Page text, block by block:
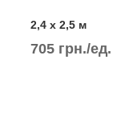
2,4 х 2,5 м
705 грн./ед.